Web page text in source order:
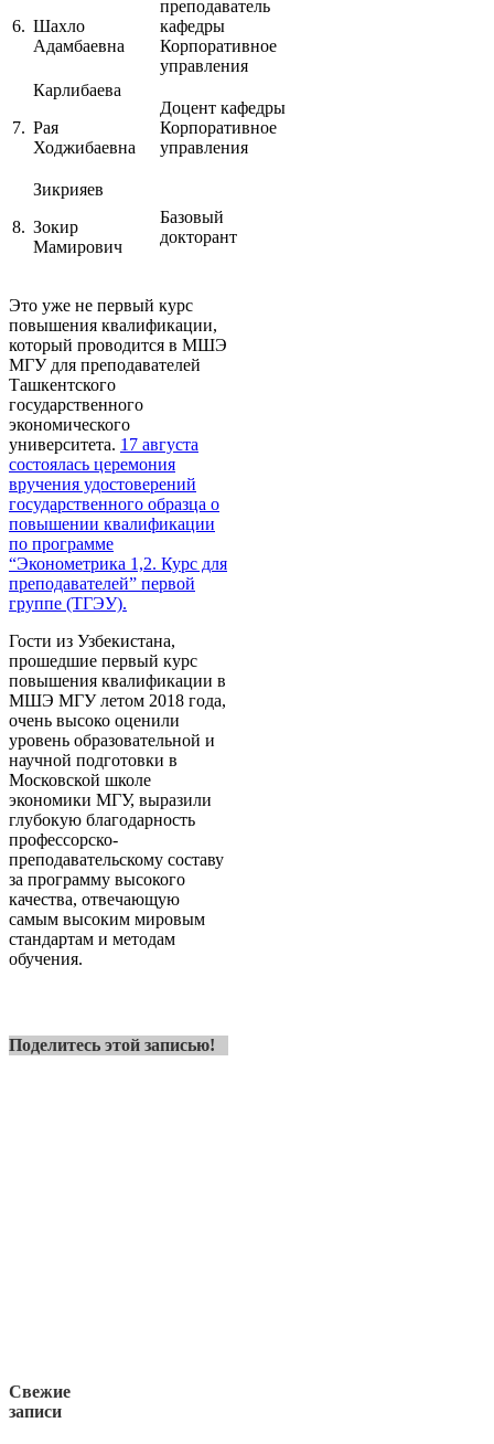
6. Шахло
Адамбаевна
преподаватель
кафедры
Корпоративное
управления
7.
Карлибаева
Рая
Ходжибаевна
Доцент кафедры
Корпоративное
управления
8.
Зикрияев
Зокир
Мамирович
Базовый
докторант
Это уже не первый курс
повышения квалификации,
который проводится в МШЭ
МГУ для преподавателей
Ташкентского
государственного
экономического
университета. 17 августа
состоялась церемония
вручения удостоверений
государственного образца о
повышении квалификации
по программе
“Эконометрика 1,2. Курс для
преподавателей” первой
группе (ТГЭУ).
Гости из Узбекистана,
прошедшие первый курс
повышения квалификации в
МШЭ МГУ летом 2018 года,
очень высоко оценили
уровень образовательной и
научной подготовки в
Московской школе
экономики МГУ, выразили
глубокую благодарность
профессорско-
преподавательскому составу
за программу высокого
качества, отвечающую
самым высоким мировым
стандартам и методам
обучения.
Поделитесь этой записью!
Свежие
записи